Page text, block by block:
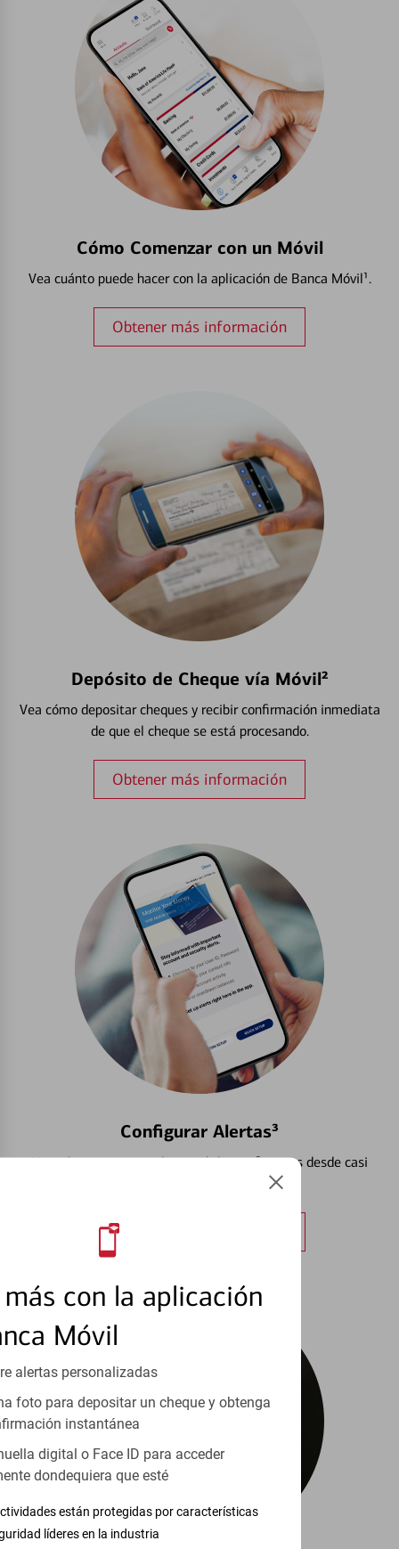
con la aplicación
Móvil
alertas personalizadas
foto para depositar un cheque y obtenga
instantánea
digital o Face ID para acceder
dondequiera que esté
están protegidas por características
líderes en la industria
Cómo Comenzar con un Móvil
Vea cuánto puede hacer con la aplicación de Banca Móvil¹.
Obtener más información
Depósito de Cheque vía Móvil²
Vea cómo depositar cheques y recibir confirmación inmediata
de que el cheque se está procesando.
Obtener más información
Configurar Alertas³
Vea cómo mantener el control de sus finanzas desde casi
Obtener más información